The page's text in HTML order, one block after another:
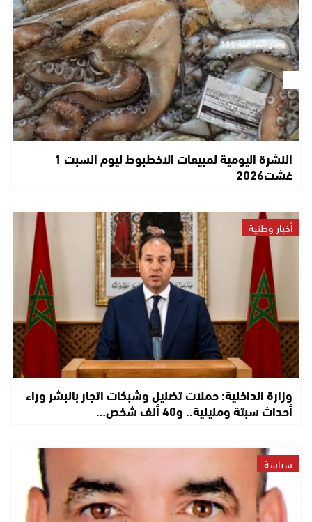
النشرة اليومية لمبيعات الاخطبوط ليوم السبت 1
غشت2026
أخبار وطنية
وزارة الداخلية: حملات تضليل وشبكات اتجار بالبشر وراء
أحداث سبتة ومليلية.. و40 ألف شخص…
سياسة